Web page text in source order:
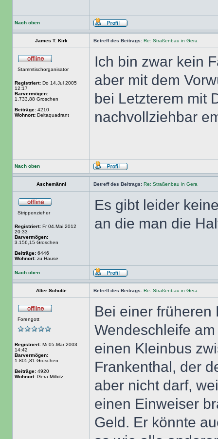
Nach oben
James T. Kirk Betreff des Beitrags: Re: Straßenbau in Gera
Stammtischorganisator
Registriert: Do 14.Jul 2005
12:17
Barvermögen:
1.733,88 Groschen
Beiträge: 4210
Wohnort: Deltaquadrant
Ich bin zwar kein
aber mit dem
bei Letzterem mit
nachvollziehbar
Nach oben
Aschemännl Betreff des Beitrags: Re: Straßenbau in Gera
Strippenzieher
Registriert: Fr 04.Mai 2012
20:33
Barvermögen:
3.156,15 Groschen
Beiträge: 6446
Wohnort: zu Hause
Es gibt leider
an die man die
Nach oben
Alter Schotte Betreff des Beitrags: Re: Straßenbau in Gera
Forengott
Registriert: Mi 05.Mär 2003
14:42
Barvermögen:
1.805,81 Groschen
Beiträge: 4920
Wohnort: Gera-Milbitz
Bei einer früheren
Wendeschleife
einen Kleinbus
Frankenthal, der
aber nicht darf,
einen Einweiser
Geld. Er könnte